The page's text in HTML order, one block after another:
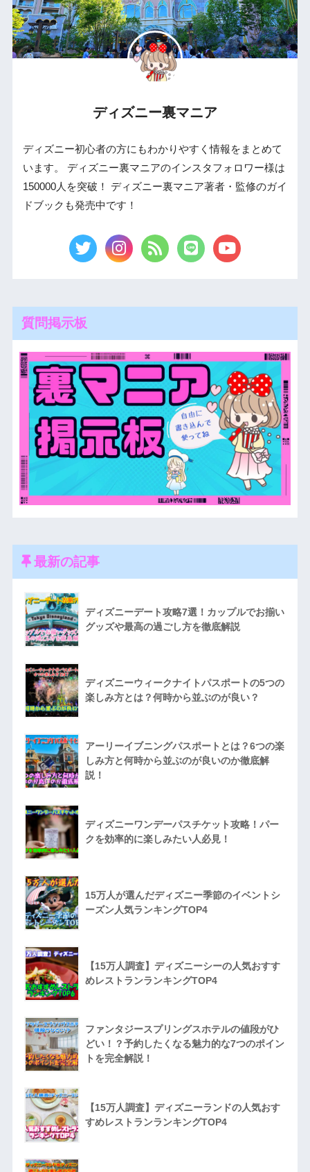
ディズニー裏マニア
ディズニー初心者の方にもわかりやすく情報をまとめて
います。 ディズニー裏マニアのインスタフォロワー様は
150000人を突破！ ディズニー裏マニア著者・監修のガイ
ドブックも発売中です！
質問掲示板
最新の記事
ディズニーデート攻略7選！カップルでお揃い
グッズや最高の過ごし方を徹底解説
ディズニーウィークナイトパスポートの5つの
楽しみ方とは？何時から並ぶのが良い？
アーリーイブニングパスポートとは？6つの楽
しみ方と何時から並ぶのが良いのか徹底解
説！
ディズニーワンデーパスチケット攻略！パー
クを効率的に楽しみたい人必見！
15万人が選んだディズニー季節のイベントシ
ーズン人気ランキングTOP4
【15万人調査】ディズニーシーの人気おすす
めレストランランキングTOP4
ファンタジースプリングスホテルの値段がひ
どい！？予約したくなる魅力的な7つのポイン
トを完全解説！
【15万人調査】ディズニーランドの人気おす
すめレストランランキングTOP4